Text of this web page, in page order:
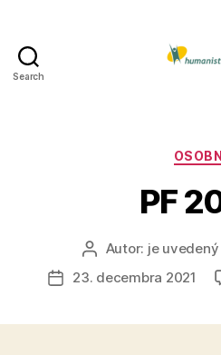
Search
PF
Autor
článku
Autor: je
Dátum
23. decembra 2021